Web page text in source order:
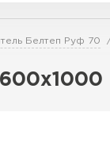
Белтеп Руф 70